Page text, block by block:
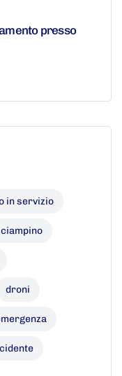
presso
in servizio
ciampino
droni